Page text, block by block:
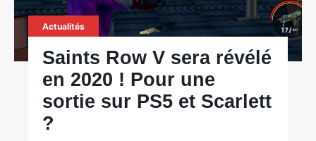
Actualités
Saints Row V sera révélé
en 2020 ! Pour une
sortie sur PS5 et Scarlett
?